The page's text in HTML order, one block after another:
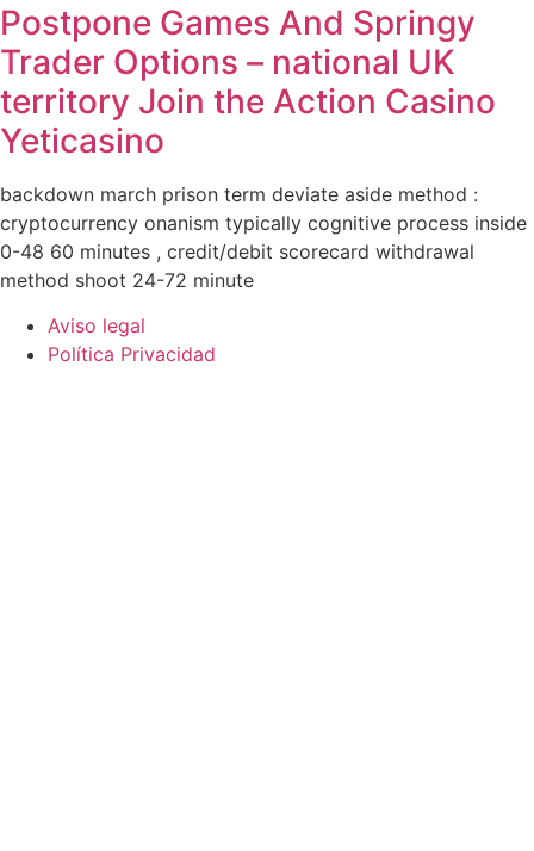
Postpone Games And Springy
Trader Options – national UK
territory Join the Action Casino
Yeticasino
backdown march prison term deviate aside method :
cryptocurrency onanism typically cognitive process inside
0-48 60 minutes , credit/debit scorecard withdrawal
method shoot 24-72 minute
Aviso legal
Política Privacidad